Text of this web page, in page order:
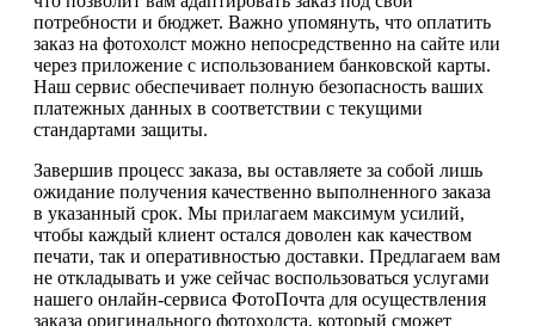
потребности и бюджет. Важно упомянуть, что оплатить
заказ на фотохолст можно непосредственно на сайте или
через приложение с использованием банковской карты.
Наш сервис обеспечивает полную безопасность ваших
платежных данных в соответствии с текущими
стандартами защиты.
Завершив процесс заказа, вы оставляете за собой лишь
ожидание получения качественно выполненного заказа
в указанный срок. Мы прилагаем максимум усилий,
чтобы каждый клиент остался доволен как качеством
печати, так и оперативностью доставки. Предлагаем вам
не откладывать и уже сейчас воспользоваться услугами
нашего онлайн-сервиса ФотоПочта для осуществления
заказа оригинального фотохолста, который сможет